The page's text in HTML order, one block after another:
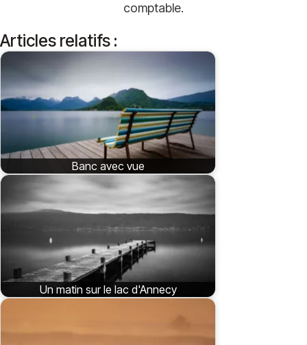
comptable.
Articles relatifs :
Banc avec vue
Un matin sur le lac d'Annecy